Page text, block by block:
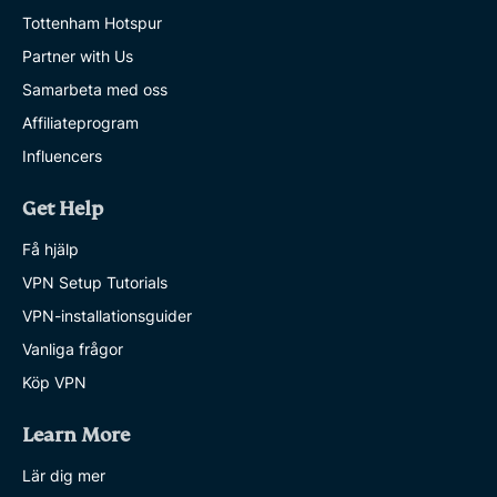
Tottenham Hotspur
Partner with Us
Samarbeta med oss
Affiliateprogram
Influencers
Get Help
Få hjälp
VPN Setup Tutorials
VPN-installationsguider
Vanliga frågor
Köp VPN
Learn More
Lär dig mer